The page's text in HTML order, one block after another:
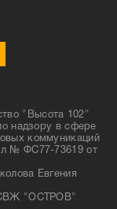
"Высота 102"
надзору в сфере
коммуникаций
№ ФС77-73619 от
Евгения
"ОСТРОВ"